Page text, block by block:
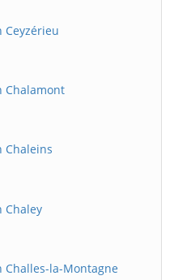
Chalamont
Chaleins
Chaley
la-Montagne